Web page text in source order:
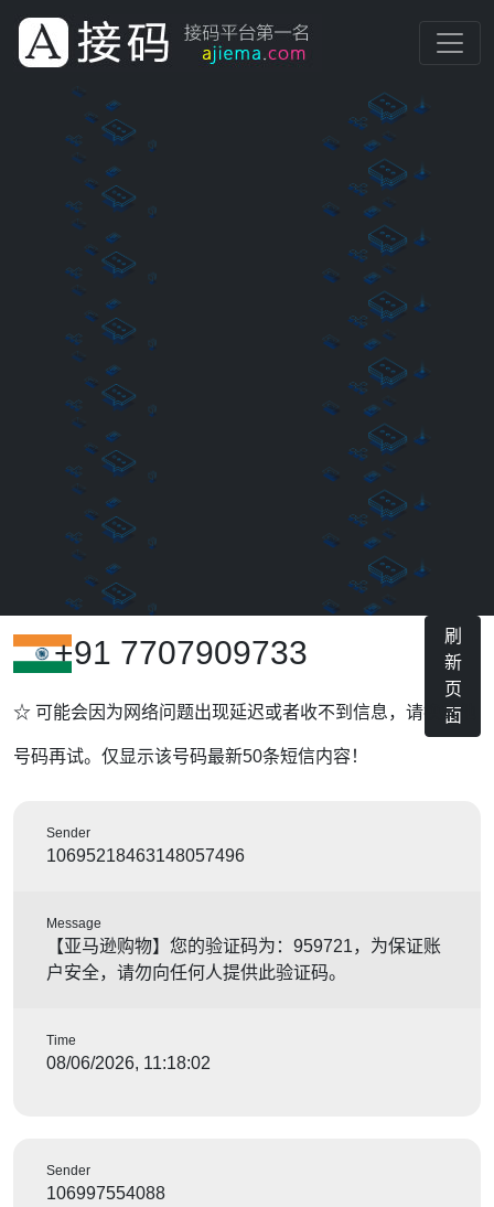
+91 7707909733
刷
新
页
面
☆ 可能会因为网络问题出现延迟或者收不到信息，请换其他
号码再试。仅显示该号码最新50条短信内容！
Sender
10695218463148057496
Message
【亚马逊购物】您的验证码为：959721，为保证账
户安全，请勿向任何人提供此验证码。
Time
08/06/2026, 11:18:02
Sender
106997554088